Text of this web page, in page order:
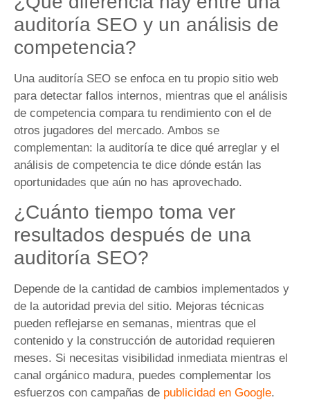
auditoría SEO y un análisis de
competencia?
Una auditoría SEO se enfoca en tu propio sitio web
para detectar fallos internos, mientras que el análisis
de competencia compara tu rendimiento con el de
otros jugadores del mercado. Ambos se
complementan: la auditoría te dice qué arreglar y el
análisis de competencia te dice dónde están las
oportunidades que aún no has aprovechado.
¿Cuánto tiempo toma ver
resultados después de una
auditoría SEO?
Depende de la cantidad de cambios implementados y
de la autoridad previa del sitio. Mejoras técnicas
pueden reflejarse en semanas, mientras que el
contenido y la construcción de autoridad requieren
meses. Si necesitas visibilidad inmediata mientras el
canal orgánico madura, puedes complementar los
esfuerzos con campañas de publicidad en Google.